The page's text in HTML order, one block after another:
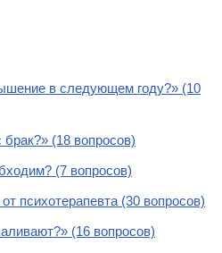
в следующем году?» (10
(18 вопросов)
(7 вопросов)
психотерапевта (30 вопросов)
(16 вопросов)